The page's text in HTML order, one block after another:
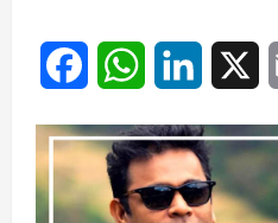
FacebookWhatsAppLinkedIn